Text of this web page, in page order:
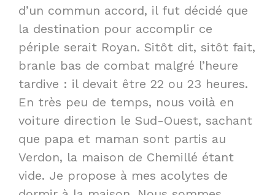
d’un commun accord, il fut décidé que
la destination pour accomplir ce
périple serait Royan. Sitôt dit, sitôt fait,
branle bas de combat malgré l’heure
tardive : il devait être 22 ou 23 heures.
En très peu de temps, nous voilà en
voiture direction le Sud-Ouest, sachant
que papa et maman sont partis au
Verdon, la maison de Chemillé étant
vide. Je propose à mes acolytes de